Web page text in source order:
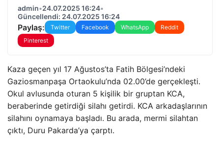
admin•24.07.2025 16:24•
Güncellendi: 24.07.2025 16:24
Paylaş: Twitter Facebook WhatsApp
Reddit
Pinterest
Kaza geçen yıl 17 Ağustos’ta Fatih Bölgesi’ndeki
Gaziosmanpaşa Ortaokulu’nda 02.00’de gerçekleşti.
Okul avlusunda oturan 5 kişilik bir gruptan KCA,
beraberinde getirdiği silahı getirdi. KCA arkadaşlarının
silahını oynamaya başladı. Bu arada, mermi silahtan
çıktı, Duru Pakarda’ya çarptı.